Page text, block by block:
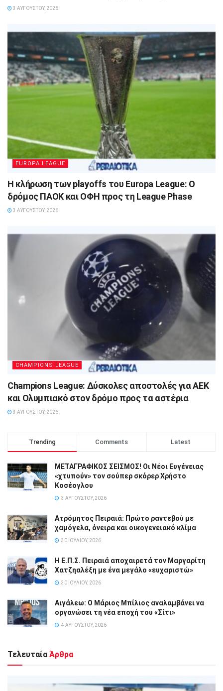
3 ΑΥΓΟΎΣΤΟΥ, 2026
EUROPA LEAGUE
Η κλήρωση των playoffs του Europa League: Ο
δρόμος ΠΑΟΚ και ΟΦΗ προς τη League Phase
3 ΑΥΓΟΎΣΤΟΥ, 2026
CHAMPIONS LEAGUE
Champions League: Δύσκολες αποστολές για ΑΕΚ
και Ολυμπιακό στον δρόμο προς τα αστέρια
3 ΑΥΓΟΎΣΤΟΥ, 2026
Trending Comments Latest
ΜΕΤΑΓΡΑΦΙΚΟΣ ΣΕΙΣΜΟΣ! Οι Νέοι Ευγένειας
«χτυπούν» τον σούπερ σκόρερ Χρήστο
Κοσέογλου
3 ΑΥΓΟΎΣΤΟΥ, 2026
Ατρόμητος Πειραιά: Πρώτο ραντεβού με
χαμόγελα, όνειρα και οικογενειακό κλίμα
30 ΙΟΥΛΊΟΥ, 2026
Η Ε.Π.Σ. Πειραιά αποχαιρετά τον Μαργαρίτη
Χατζηαλέξη με ένα μεγάλο «ευχαριστώ»
30 ΙΟΥΛΊΟΥ, 2026
Αιγάλεω: Ο Μάριος Μπίλιος αναλαμβάνει να
οργανώσει τη νέα εποχή του «Σίτι»
4 ΑΥΓΟΎΣΤΟΥ, 2026
Τελευταία Άρθρα